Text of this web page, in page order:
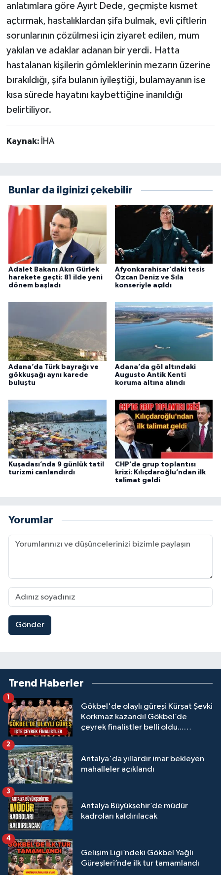
anlatımlara göre Ayırt Dede, geçmişte kısmet
açtırmak, hastalıklardan şifa bulmak, evli çiftlerin
sorunlarının çözülmesi için ziyaret edilen, mum
yakılan ve adaklar adanan bir yerdi. Hatta
hastalanan kişilerin gömleklerinin mezarın üzerine
bırakıldığı, şifa bulanın iyileştiği, bulamayanın ise
kısa sürede hayatını kaybettiğine inanıldığı
belirtiliyor.
Kaynak: İHA
Bunlar da ilginizi çekebilir
Adalet Bakanı Akın Gürlek
harekete geçti: 81 ilde yeni
dönem başladı
Afyonkarahisar’daki tesis
Özcan Deniz ve Sıla
konseriyle açıldı
Adana’da Türk bayrağı ve
gökkuşağı aynı karede
buluştu
Adana’da göl altındaki
Augusto Antik Kenti
koruma altına alındı
Kuşadası’nda 9 günlük tatil
turizmi canlandırdı
CHP’de grup toplantısı
krizi: Kılıçdaroğlu’ndan ilk
talimat geldi
Yorumlar
Gönder
Trend Haberler
Gökbel'de olaylı güreşi Kürşat Şevki
Korkmaz kazandı! Gökbel’de
çeyrek finalistler belli oldu...
1
Antalya'da yıllardır imar bekleyen
mahalleler açıklandı
2
Antalya Büyükşehir’de müdür
kadroları kaldırılacak
3
Gelişim Ligi’ndeki Gökbel Yağlı
Güreşleri’nde ilk tur tamamlandı
4